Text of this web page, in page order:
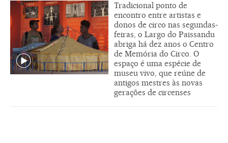
Tradicional ponto de
encontro entre artistas e
donos de circo nas segundas-
feiras, o Largo do Paissandu
abriga há dez anos o Centro
de Memória do Circo. O
espaço é uma espécie de
museu vivo, que reúne de
antigos mestres às novas
gerações de circenses